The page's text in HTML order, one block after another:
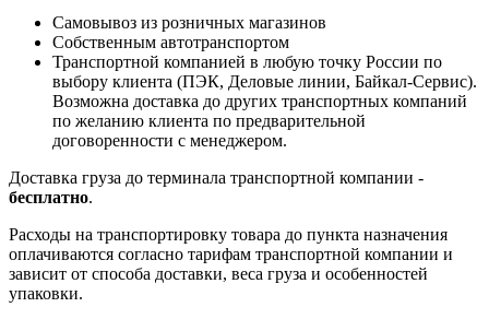
Самовывоз из розничных магазинов
Собственным автотранспортом
Транспортной компанией в любую точку России по
выбору клиента (ПЭК, Деловые линии, Байкал-Сервис).
Возможна доставка до других транспортных компаний
по желанию клиента по предварительной
договоренности с менеджером.
Доставка груза до терминала транспортной компании -
бесплатно.
Расходы на транспортировку товара до пункта назначения
оплачиваются согласно тарифам транспортной компании и
зависит от способа доставки, веса груза и особенностей
упаковки.